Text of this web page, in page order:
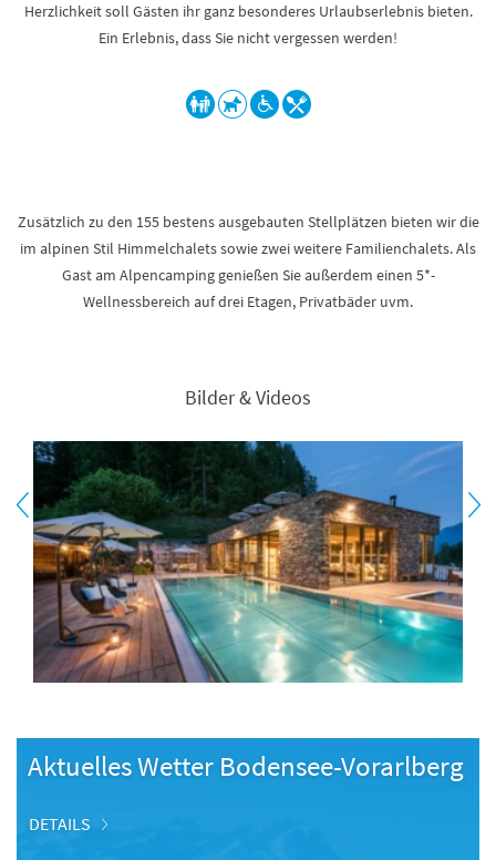
Herzlichkeit soll Gästen ihr ganz besonderes Urlaubserlebnis bieten.
Ein Erlebnis, dass Sie nicht vergessen werden!
Zusätzlich zu den 155 bestens ausgebauten Stellplätzen bieten wir die
im alpinen Stil Himmelchalets sowie zwei weitere Familienchalets. Als
Gast am Alpencamping genießen Sie außerdem einen 5*-
Wellnessbereich auf drei Etagen, Privatbäder uvm.
Bilder & Videos
Aktuelles Wetter Bodensee-Vorarlberg
DETAILS